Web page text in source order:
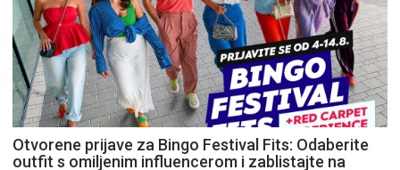
Otvorene prijave za Bingo Festival Fits: Odaberite
outfit s omiljenim influencerom i zablistajte na